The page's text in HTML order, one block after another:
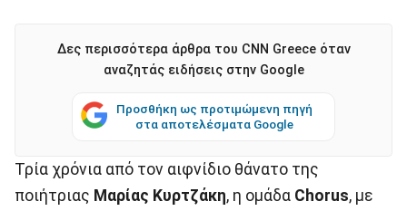
Δες περισσότερα άρθρα του CNN Greece όταν
αναζητάς ειδήσεις στην Google
Προσθήκη ως προτιμώμενη πηγή
στα αποτελέσματα Google
Τρία χρόνια από τον αιφνίδιο θάνατο της
ποιήτριας Μαρίας Κυρτζάκη, η ομάδα Chorus, με